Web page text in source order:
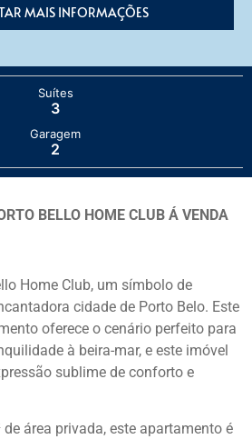
MAIS INFORMAÇÕES
Suítes
3
Garagem
2
BELLO HOME CLUB Á VENDA
Home Club, um símbolo de
cidade de Porto Belo. Este
oferece o cenário perfeito para
à beira-mar, e este imóvel
sublime de conforto e
área privada, este apartamento é